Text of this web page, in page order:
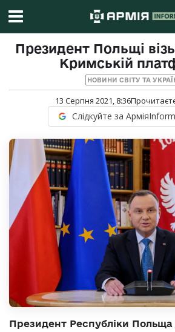
Президент Польщі
Кримській
НОВИНИ СВІТУ ТА
13 Серпня 2021, 8:36
Слідкуйте за
Президент Республіки